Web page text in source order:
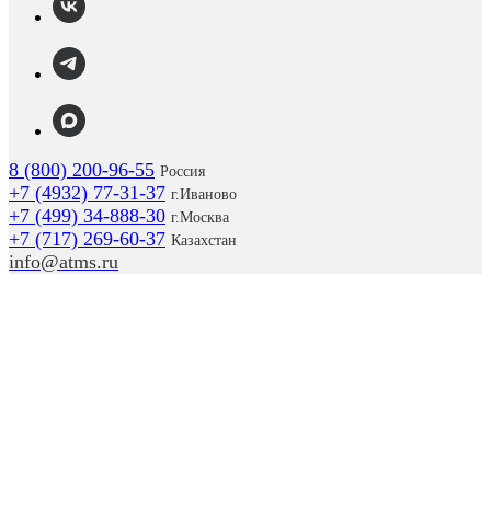
8 (800) 200-96-55 Россия
+7 (4932) 77-31-37 г.Иваново
+7 (499) 34-888-30 г.Москва
+7 (717) 269-60-37 Казахстан
info@atms.ru